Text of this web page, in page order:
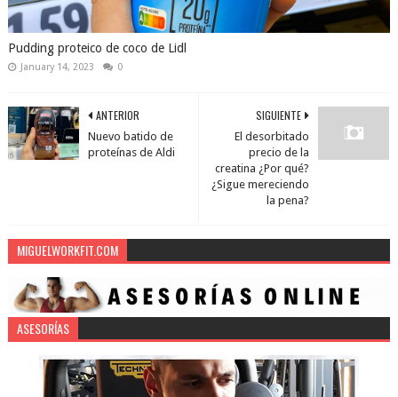
Pudding proteico de coco de Lidl
January 14, 2023 0
SIGUIENTE
El desorbitado
precio de la
creatina ¿Por qué?
¿Sigue mereciendo
la pena?
ANTERIOR
Nuevo batido de
proteínas de Aldi
MIGUELWORKFIT.COM
ASESORÍAS